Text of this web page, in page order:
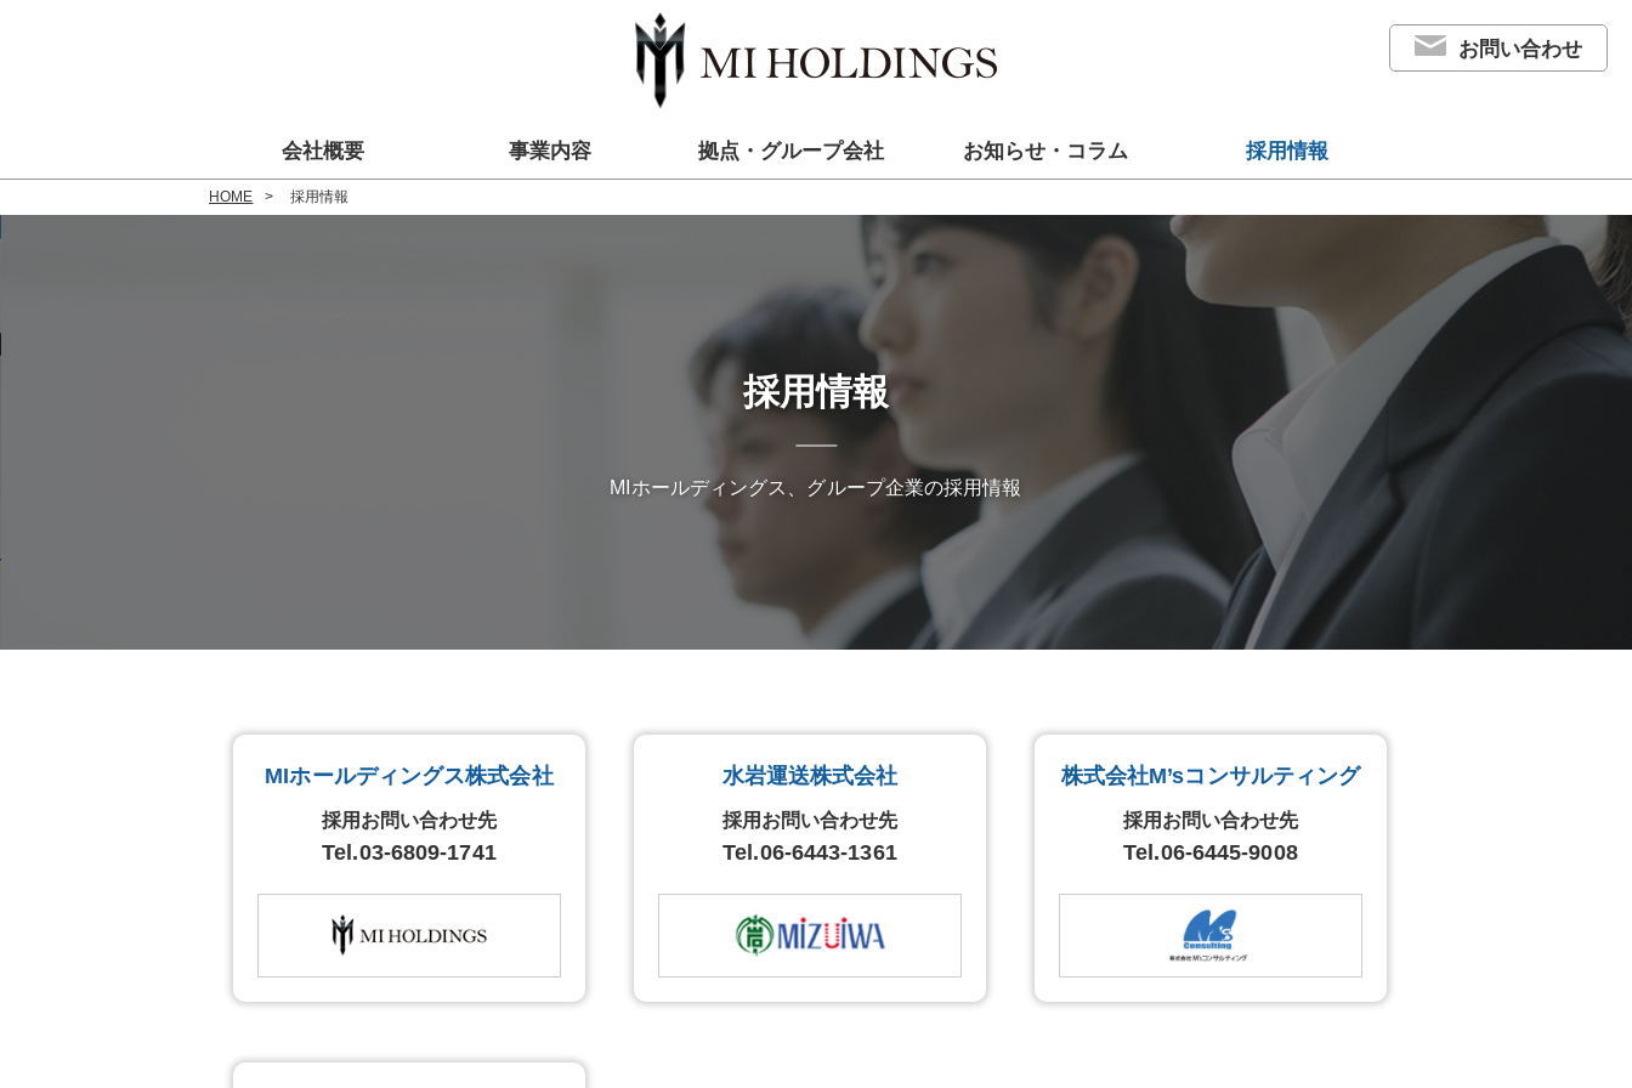
会社概要 事業内容 拠点・グループ会社 お知らせ・コラム 採用情報
お問い合わせ
HOME 採用情報
採用情報
MIホールディングス、グループ企業の採用情報
MIホールディングス株式会社
採用お問い合わせ先
Tel.03-6809-1741
水岩運送株式会社
採用お問い合わせ先
Tel.06-6443-1361
株式会社M’sコンサルティング
採用お問い合わせ先
Tel.06-6445-9008